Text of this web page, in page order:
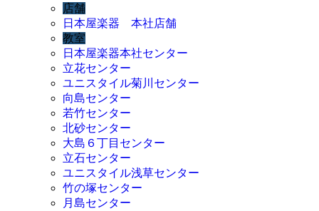
店舗
日本屋楽器 本社店舗
教室
日本屋楽器本社センター
立花センター
ユニスタイル菊川センター
向島センター
若竹センター
北砂センター
大島６丁目センター
立石センター
ユニスタイル浅草センター
竹の塚センター
月島センター